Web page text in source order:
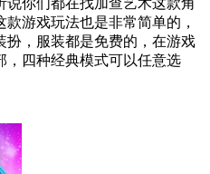
说你们都在找加查艺术这款角
游戏玩法也是非常简单的，
扮，服装都是免费的，在游戏
，四种经典模式可以任意选